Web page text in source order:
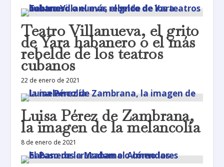
Teatro Villanueva, el grito
de Yara habanero o el más
rebelde de los teatros
cubanos
22 de enero de 2021
Luisa Pérez de Zambrana,
la imagen de la melancolía
8 de enero de 2021